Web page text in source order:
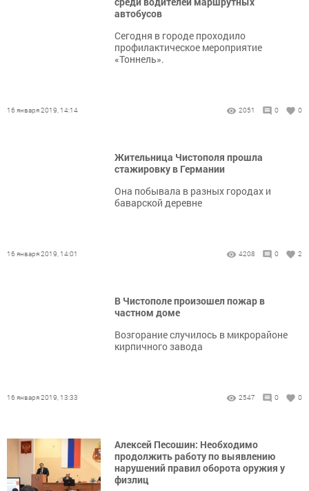
автобусов
Сегодня в городе проходило
профилактическое мероприятие
«Тоннель».
16 января 2019, 14:14 2051 0 0
Жительница Чистополя прошла
стажировку в Германии
Она побывала в разных городах и
баварской деревне
16 января 2019, 14:01 4208 0 2
В Чистополе произошел пожар в
частном доме
Возгорание случилось в микрорайоне
кирпичного завода
16 января 2019, 13:33 2547 0 0
Алексей Песошин: Необходимо
продолжить работу по выявлению
нарушений правил оборота оружия у
физлиц